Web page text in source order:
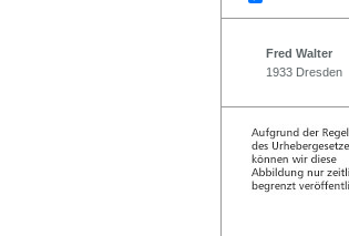
Fred Walter
1933 Dresden